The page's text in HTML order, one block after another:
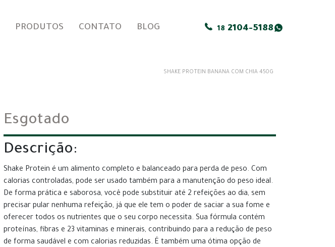
PRODUTOS CONTATO BLOG 18 2104-5188
SHAKE PROTEIN BANANA COM CHIA 450G
Esgotado
Descrição:
Shake Protein é um alimento completo e balanceado para perda de peso. Com
calorias controladas, pode ser usado também para a manutenção do peso ideal.
De forma prática e saborosa, você pode substituir até 2 refeições ao dia, sem
precisar pular nenhuma refeição, já que ele tem o poder de saciar a sua fome e
oferecer todos os nutrientes que o seu corpo necessita. Sua fórmula contém
proteínas, fibras e 23 vitaminas e minerais, contribuindo para a redução de peso
de forma saudável e com calorias reduzidas. É também uma ótima opção de